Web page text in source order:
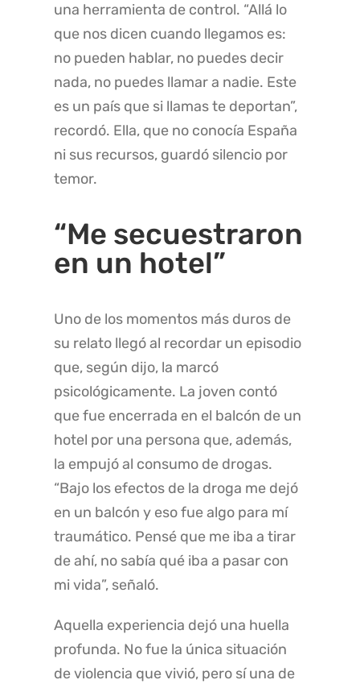
una herramienta de control. “Allá lo
que nos dicen cuando llegamos es:
no pueden hablar, no puedes decir
nada, no puedes llamar a nadie. Este
es un país que si llamas te deportan”,
recordó. Ella, que no conocía España
ni sus recursos, guardó silencio por
temor.
“Me secuestraron
en un hotel”
Uno de los momentos más duros de
su relato llegó al recordar un episodio
que, según dijo, la marcó
psicológicamente. La joven contó
que fue encerrada en el balcón de un
hotel por una persona que, además,
la empujó al consumo de drogas.
“Bajo los efectos de la droga me dejó
en un balcón y eso fue algo para mí
traumático. Pensé que me iba a tirar
de ahí, no sabía qué iba a pasar con
mi vida”, señaló.
Aquella experiencia dejó una huella
profunda. No fue la única situación
de violencia que vivió, pero sí una de